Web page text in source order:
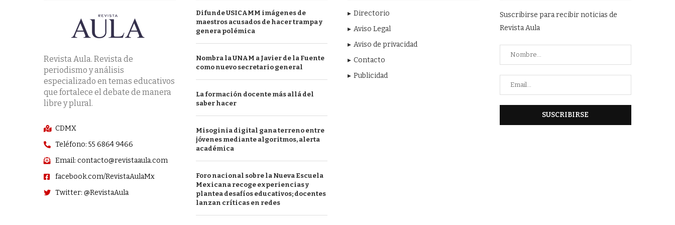
Revista Aula. Revista de
periodismo y análisis
especializado en temas educativos
que fortalece el debate de manera
libre y plural.
CDMX
Teléfono: 55 6864 9466
Email: contacto@revistaaula.com
facebook.com/RevistaAulaMx
Twitter: @RevistaAula
Difunde USICAMM imágenes de
maestros acusados de hacer trampa y
genera polémica
Nombra la UNAM a Javier de la Fuente
como nuevo secretario general
La formación docente más allá del
saber hacer
Misoginia digital gana terreno entre
jóvenes mediante algoritmos, alerta
académica
Foro nacional sobre la Nueva Escuela
Mexicana recoge experiencias y
plantea desafíos educativos; docentes
lanzan críticas en redes
Directorio
Aviso Legal
Aviso de privacidad
Contacto
Publicidad
Suscribirse para recibir noticias de
Revista Aula